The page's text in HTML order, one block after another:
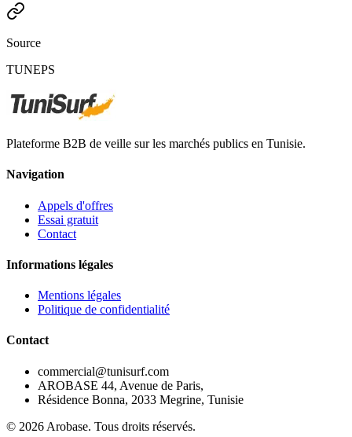
Source
TUNEPS
Plateforme B2B de veille sur les marchés publics en Tunisie.
Navigation
Appels d'offres
Essai gratuit
Contact
Informations légales
Mentions légales
Politique de confidentialité
Contact
commercial@tunisurf.com
AROBASE 44, Avenue de Paris,
Résidence Bonna, 2033 Megrine, Tunisie
© 2026 Arobase. Tous droits réservés.